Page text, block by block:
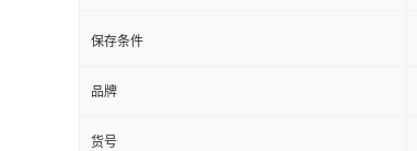
保存条件
品牌
货号